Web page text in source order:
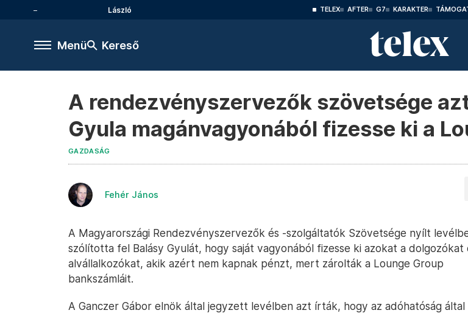
László TELEX AFTER G7 KARAKTER
Menü Kereső
A rendezvényszervezők szövetsége
Gyula magánvagyonából fizesse ki a
GAZDASÁG
Fehér János
A Magyarországi Rendezvényszervezők és -szolgáltatók Szövetsége nyílt
szólította fel Balásy Gyulát, hogy saját vagyonából fizesse ki azokat a dolgozókat
alvállalkozókat, akik azért nem kapnak pénzt, mert zárolták a Lounge Group
bankszámláit.
A Ganczer Gábor elnök által jegyzett levélben azt írták, hogy az adóhatóság által